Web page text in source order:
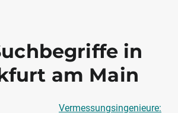
in
am Main
Vermessungsingenieure: